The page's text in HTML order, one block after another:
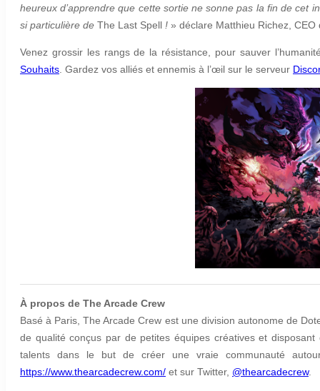
heureux d’apprendre que cette sortie ne sonne pas la fin de cet
si particulière de The Last Spell ! » déclare Matthieu Richez, CEO
Venez grossir les rangs de la résistance, pour sauver
Souhaits . Gardez vos alliés et ennemis à l’œil sur le serveur
À propos de The Arcade Crew
Basé à Paris, The Arcade Crew est une division autonome de
de qualité conçus par de petites équipes créatives et
talents dans le but de créer une vraie communauté
https://www.thearcadecrew.com/ et sur Twitter, @thearcadecrew.